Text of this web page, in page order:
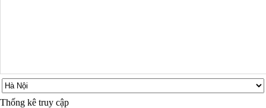
Thống kê truy cập